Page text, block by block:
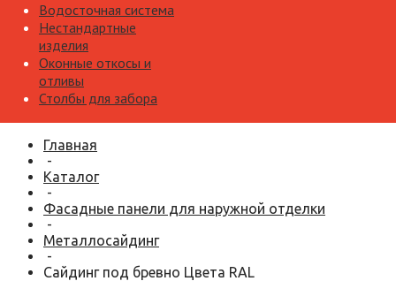
Водосточная система
Нестандартные
изделия
Оконные откосы и
отливы
Столбы для забора
Главная
-
Каталог
-
Фасадные панели для наружной отделки
-
Металлосайдинг
-
Сайдинг под бревно Цвета RAL